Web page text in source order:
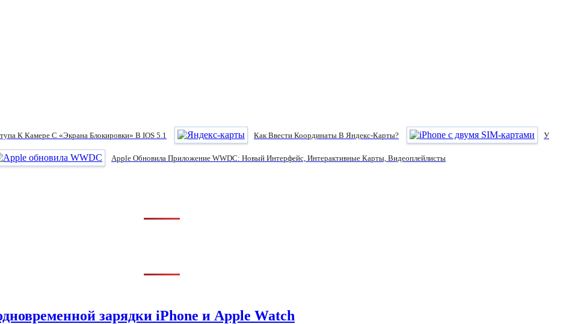
К Камере С «экрана Блокировки» В IOS 5.1 Как Ввести Координаты В Яндекс-Карты? У
Apple Обновила Приложение WWDC: Новый Интерфейс, Интерактивные Карты, Видеоплейлисты
зарядки iPhone и Apple Watch